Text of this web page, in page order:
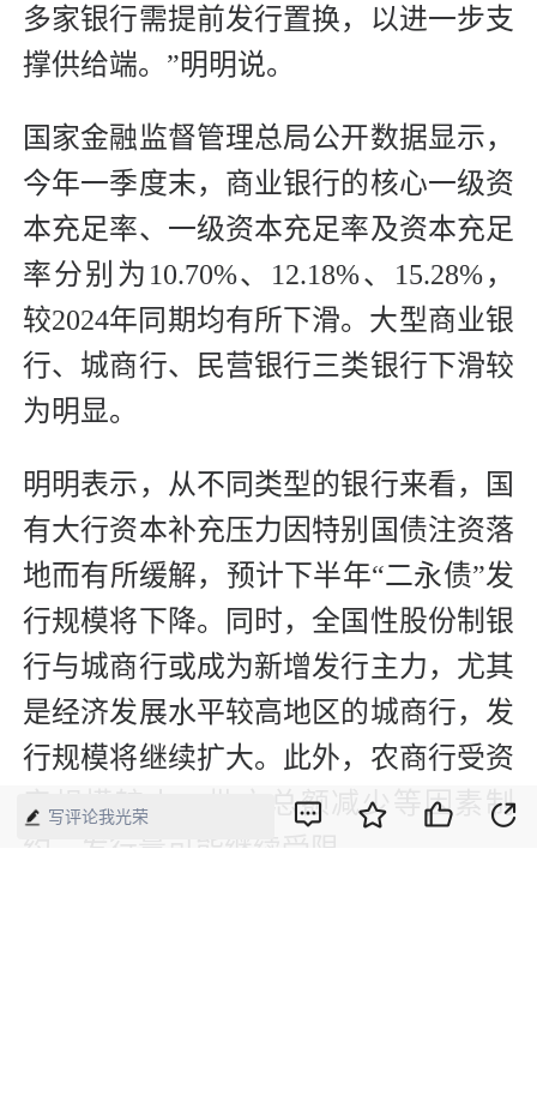
多家银行需提前发行置换，以进一步支
撑供给端。”明明说。
国家金融监督管理总局公开数据显示，
今年一季度末，商业银行的核心一级资
本充足率、一级资本充足率及资本充足
率分别为10.70%、12.18%、15.28%，
较2024年同期均有所下滑。大型商业银
行、城商行、民营银行三类银行下滑较
为明显。
明明表示，从不同类型的银行来看，国
有大行资本补充压力因特别国债注资落
地而有所缓解，预计下半年“二永债”发
行规模将下降。同时，全国性股份制银
行与城商行或成为新增发行主力，尤其
是经济发展水平较高地区的城商行，发
行规模将继续扩大。此外，农商行受资
产规模较小、批文总额减少等因素制
约，发行量可能继续受限。
写评论我光荣